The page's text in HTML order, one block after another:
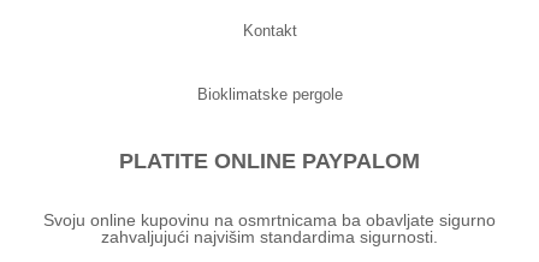
Kontakt
Bioklimatske pergole
PLATITE ONLINE PAYPALOM
Svoju online kupovinu na osmrtnicama ba obavljate sigurno
zahvaljujući najvišim standardima sigurnosti.